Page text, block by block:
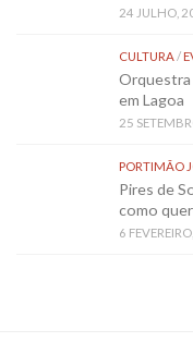
24 JULHO,
CULTURA/
Orquestra
em Lagoa
25
PORTIMÃO
Pires de
como
6